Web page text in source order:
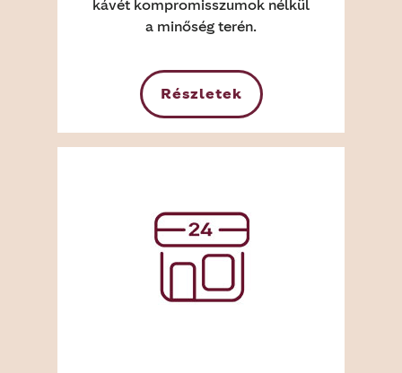
kávét kompromisszumok nélkül
a minőség terén.
Részletek